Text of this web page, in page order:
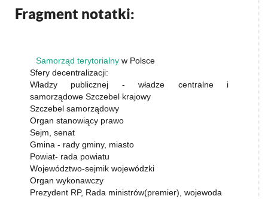
Fragment notatki:
Samorząd terytorialny w Polsce
Sfery decentralizacji:
Władzy publicznej - władze centralne i
samorządowe Szczebel krajowy
Szczebel samorządowy
Organ stanowiący prawo
Sejm, senat
Gmina - rady gminy, miasto
Powiat- rada powiatu
Województwo-sejmik wojewódzki
Organ wykonawczy
Prezydent RP, Rada ministrów(premier), wojewoda